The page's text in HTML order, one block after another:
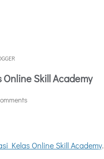
Skill Academy
Kelas Online Skill Academy.